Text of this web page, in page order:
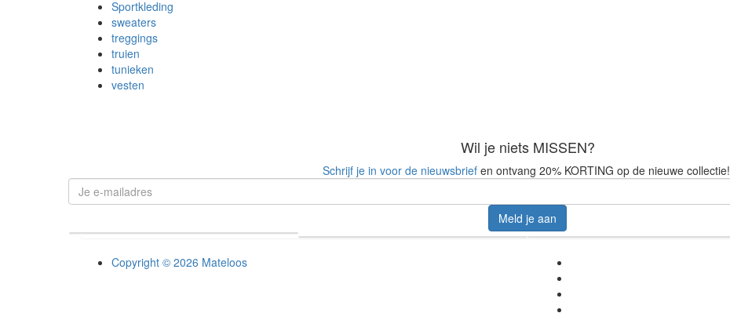
Sportkleding
sweaters
treggings
truien
tunieken
vesten
Wil je niets MISSEN?
Schrijf je in voor de nieuwsbriefen ontvang 20% KORTING op de nieuwe collectie!
Meld je aan
Copyright © 2026 Mateloos